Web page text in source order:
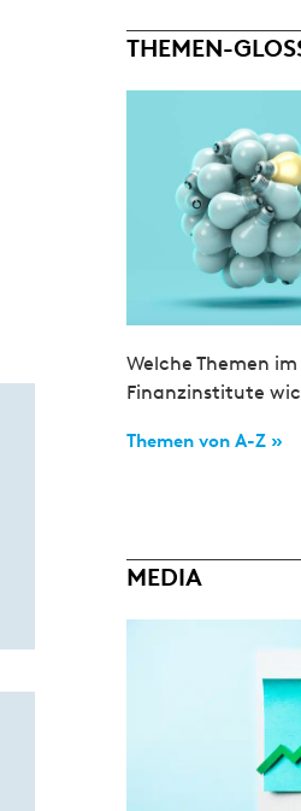
THEMEN-
Welche Themen
Finanzinstitute
Themen von A-Z »
MEDIA